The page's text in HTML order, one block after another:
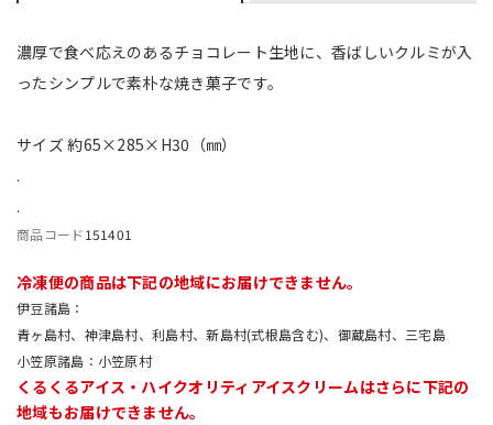
濃厚で食べ応えのあるチョコレート生地に、香ばしいクルミが入
ったシンプルで素朴な焼き菓子です。
サイズ 約65×285×H30（㎜）
.
.
商品コード151401
冷凍便の商品は下記の地域にお届けできません。
伊豆諸島
青ヶ島村、神津島村、利島村、新島村(式根島含む)、御蔵島村、三宅島
小笠原諸島
小笠原村
くるくるアイス・ハイクオリティアイスクリームはさらに下記の
地域もお届けできません。